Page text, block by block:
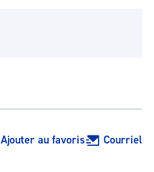
Ajouter au favoris Courriel